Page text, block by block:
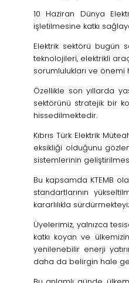
10 Haziran Dünya
işletilmesine katkı
Elektrik sektörü bugün
teknolojileri, elektrikli
sorumlulukları ve
Özellikle son yıllarda
sektörünü stratejik bir
hissedilmektedir.
Kıbrıs Türk Elektrik
eksikliği olduğunu
sistemlerinin
Bu kapsamda KTEMB
standartlarının
kararlılıkla
Üyelerimiz, yalnızca
katkı koyan ve
yenilenebilir enerji
daha da belirgin hale